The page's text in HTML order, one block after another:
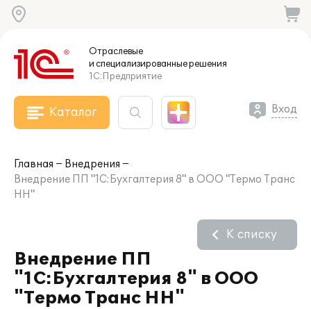
Отраслевые
и специализированныерешения
1С:Предприятие
Каталог Вход
Главная
Внедрения
Внедрение ПП "1С:Бухгалтерия 8" в ООО "Термо Транс
НН"
Внедрение ПП
"1С:Бухгалтерия 8" в ООО
"Термо Транс НН"
К списку